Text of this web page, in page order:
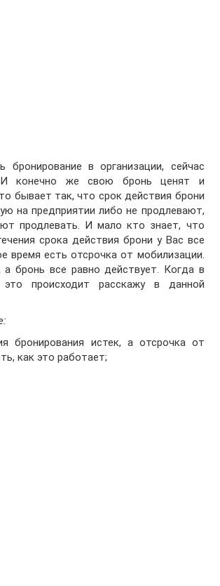
бронирование в организации, сейчас
И конечно же свою бронь ценят и
бывает так, что срок действия брони
на предприятии либо не продлевают,
продлевать. И мало кто знает, что
срока действия брони у Вас все
время есть отсрочка от мобилизации.
а бронь все равно действует. Когда в
это происходит расскажу в данной
бронирования истек, а отсрочка от
как это работает;